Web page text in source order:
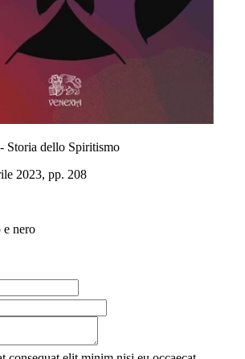
Storia dello Spiritismo
2023, pp. 208
nero